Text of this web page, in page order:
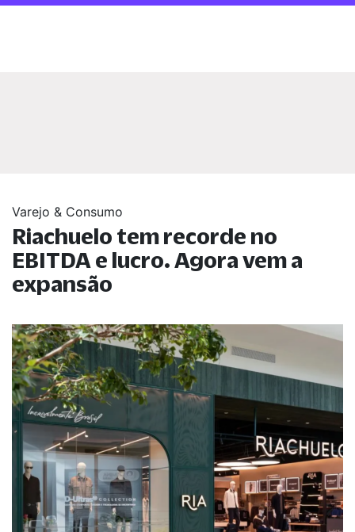
Varejo & Consumo
Riachuelo tem recorde no
EBITDA e lucro. Agora vem a
expansão